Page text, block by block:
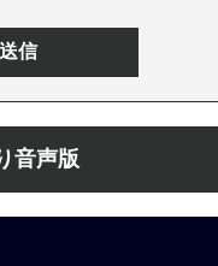
音声版